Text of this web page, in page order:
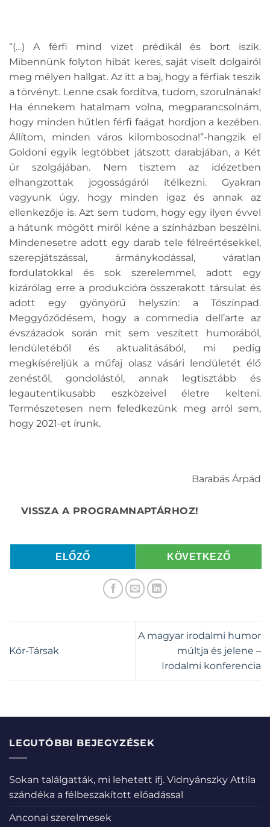
“(…) A férfi mind vizet prédikál és bort iszik.
Mibennünk folyton hibát keres, saját viselt dolgairól
meg mélyen hallgat. Az itt a baj, hogy a férfiak teszik
a törvényt. Lenne csak fordítva, tudom, szorulnának!
Ha énnekem hatalmam volna, megparancsolnám,
hogy minden hűtlen férfi faágat hordjon a kezében.
Állítom, minden város kilombosodna!”-hangzik el
Goldoni egyik legtöbbet játszott darabjában, a Két
úr szolgájában. Nem tisztem az idézetben
elhangzottak jogosságáról ítélkezni. Gyakran
vagyunk úgy, hogy minden igaz és annak az
ellenkezője is. Azt sem tudom, hogy egy ilyen évvel
a hátunk mögött miről kéne a színházban beszélni.
Mindenesetre adott egy darab tele félreértésekkel,
szerepjátszással, ármánykodással, váratlan
fordulatokkal és sok szerelemmel, adott egy
kizárólag erre a produkcióra összerakott társulat és
adott egy gyönyörű helyszín: a Tószínpad.
Meggyőződésem, hogy a commedia dell’arte az
évszázadok során mit sem veszített humorából,
lendületéből és aktualitásából, mi pedig
megkíséreljük a műfaj olasz vásári lendületét élő
zenéstől, gondolástól, annak legtisztább és
legautentikusabb eszközeivel életre kelteni.
Természetesen nem feledkezünk meg arról sem,
hogy 2021-et írunk.
Barabás Árpád
ELŐZŐ KÖVETKEZŐ
Kór-Társak
A magyar irodalmi humor
múltja és jelene –
Irodalmi konferencia
LEGUTÓBBI BEJEGYZÉSEK
Sokan találgatták, mi lehetett ifj. Vidnyánszky Attila
szándéka a félbeszakított előadással
Anconai szerelmesek